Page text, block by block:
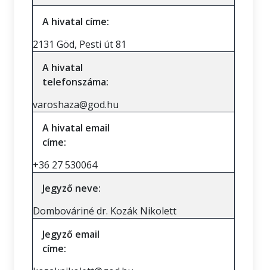
A hivatal címe:
2131 Göd, Pesti út 81
A hivatal
telefonszáma:
varoshaza@god.hu
A hivatal email
címe:
+36 27 530064
Jegyző neve:
Dombováriné dr. Kozák Nikolett
Jegyző email
címe: